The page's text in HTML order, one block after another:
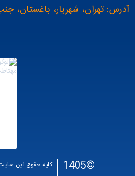
آدرس: تهران، شهریار، باغستان،
©1405 کلیه حقوق این